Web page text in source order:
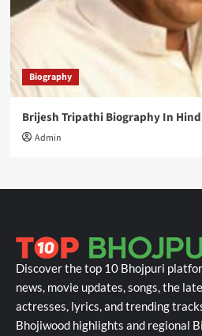
Biography
Brijesh Tripathi Biography In Hindi |
Admin
Discover the top 10 Bhojpuri
news, movie updates, songs, the
actresses, lyrics, and trending
Bhojiwood highlights and regional